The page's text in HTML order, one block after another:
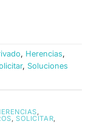
, Herencias,
, Soluciones
,
,SOLICITAR,